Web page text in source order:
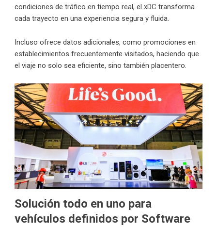
condiciones de tráfico en tiempo real, el xDC transforma
cada trayecto en una experiencia segura y fluida.
Incluso ofrece datos adicionales, como promociones en
establecimientos frecuentemente visitados, haciendo que
el viaje no solo sea eficiente, sino también placentero.
Solución todo en uno para
vehículos definidos por Software